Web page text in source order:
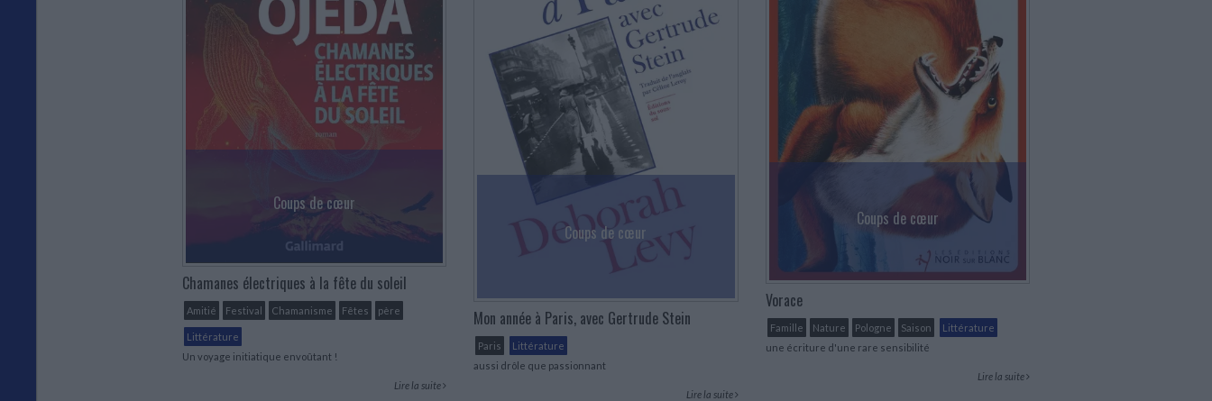
Coups de cœur
Chamanes électriques à la fête du soleil
Amitié Festival Chamanisme Fêtes père
Littérature
Un voyage initiatique envoûtant !
Lire la suite
Coups de cœur
Mon année à Paris, avec Gertrude Stein
Paris
Littérature
aussi drôle que passionnant
Lire la suite
Coups de cœur
Vorace
Famille Nature Pologne Saison
Littérature
une écriture d'une rare sensibilité
Lire la suite